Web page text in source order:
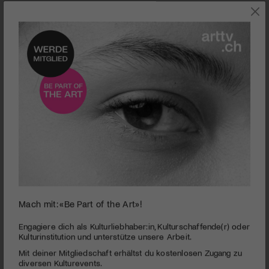
THEATER
seconds
minutes,
«The Last Five Years» von Jason Robert Brown
Das Theater Uri feiert sein 25. Jubiläum mit einem selten
Mach mit: «Be Part of the Art»!
Engagiere dich als Kulturliebhaber:in, Kulturschaffende(r) oder
Kulturinstitution und unterstütze unsere Arbeit.
Mit deiner Mitgliedschaft erhältst du kostenlosen Zugang zu
diversen Kulturevents.